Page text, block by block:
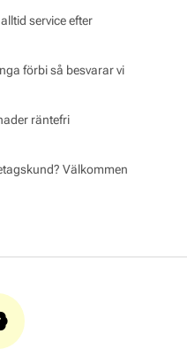
service efter
förbi så besvarar vi
räntefri
Välkommen